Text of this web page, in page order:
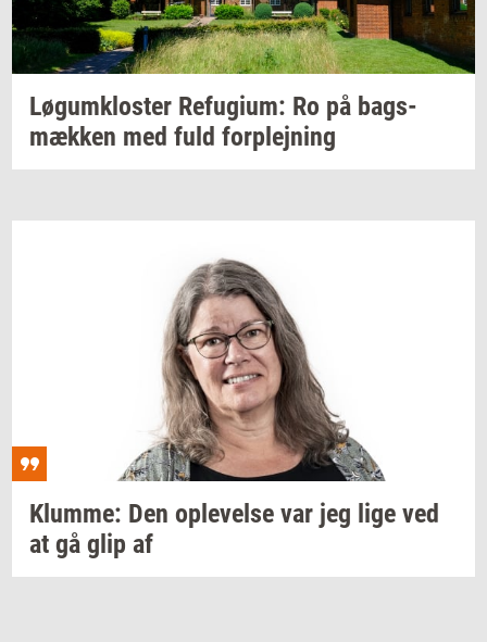
Løgum­klo­ster Re­fu­gi­um: Ro på bags­
mæk­ken med fuld for­plej­ning
Klum­me: Den op­le­vel­se var jeg lige ved
at gå glip af